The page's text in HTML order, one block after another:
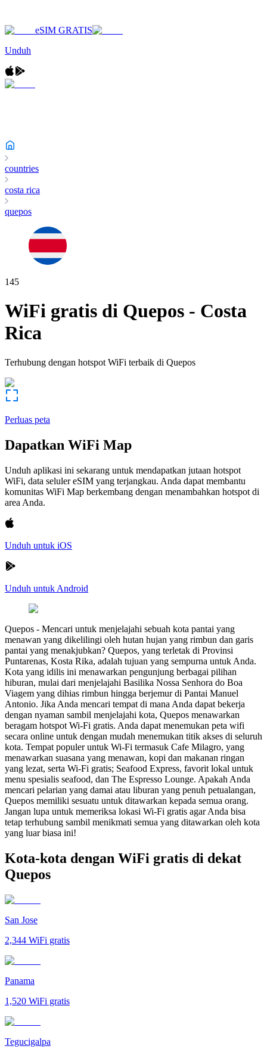
eSIM GRATIS
Unduh
countries
costa rica
quepos
145
WiFi gratis di Quepos - Costa
Rica
Terhubung dengan hotspot WiFi terbaik di Quepos
Perluas peta
Dapatkan WiFi Map
Unduh aplikasi ini sekarang untuk mendapatkan jutaan hotspot
WiFi, data seluler eSIM yang terjangkau. Anda dapat membantu
komunitas WiFi Map berkembang dengan menambahkan hotspot di
area Anda.
Unduh untuk iOS
Unduh untuk Android
Quepos - Mencari untuk menjelajahi sebuah kota pantai yang
menawan yang dikelilingi oleh hutan hujan yang rimbun dan garis
pantai yang menakjubkan? Quepos, yang terletak di Provinsi
Puntarenas, Kosta Rika, adalah tujuan yang sempurna untuk Anda.
Kota yang idilis ini menawarkan pengunjung berbagai pilihan
hiburan, mulai dari menjelajahi Basilika Nossa Senhora do Boa
Viagem yang dihias rimbun hingga berjemur di Pantai Manuel
Antonio. Jika Anda mencari tempat di mana Anda dapat bekerja
dengan nyaman sambil menjelajahi kota, Quepos menawarkan
beragam hotspot Wi-Fi gratis. Anda dapat menemukan peta wifi
secara online untuk dengan mudah menemukan titik akses di seluruh
kota. Tempat populer untuk Wi-Fi termasuk Cafe Milagro, yang
menawarkan suasana yang menawan, kopi dan makanan ringan
yang lezat, serta Wi-Fi gratis; Seafood Express, favorit lokal untuk
menu spesialis seafood, dan The Espresso Lounge. Apakah Anda
mencari pelarian yang damai atau liburan yang penuh petualangan,
Quepos memiliki sesuatu untuk ditawarkan kepada semua orang.
Jangan lupa untuk memeriksa lokasi Wi-Fi gratis agar Anda bisa
tetap terhubung sambil menikmati semua yang ditawarkan oleh kota
yang luar biasa ini!
Kota-kota dengan WiFi gratis di dekat
Quepos
San Jose
2,344 WiFi gratis
Panama
1,520 WiFi gratis
Tegucigalpa